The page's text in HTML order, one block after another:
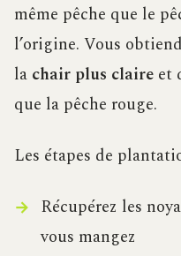
même pêche que le
l’origine. Vous
la chair plus claire et
que la pêche rouge.
Les étapes de
Récupérez les
vous mangez